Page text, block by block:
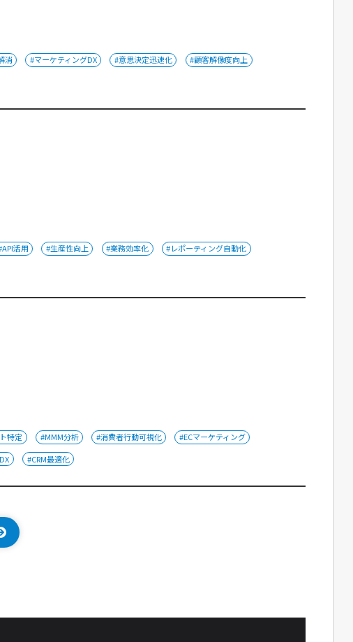
消 #マーケティングDX #意思決定迅速化
#顧客解像度向上
活用 #生産性向上 #業務効率化
#レポーティング自動化
特定 #MMM分析 #消費者行動可視化
#ECマーケティング
#CRM最適化